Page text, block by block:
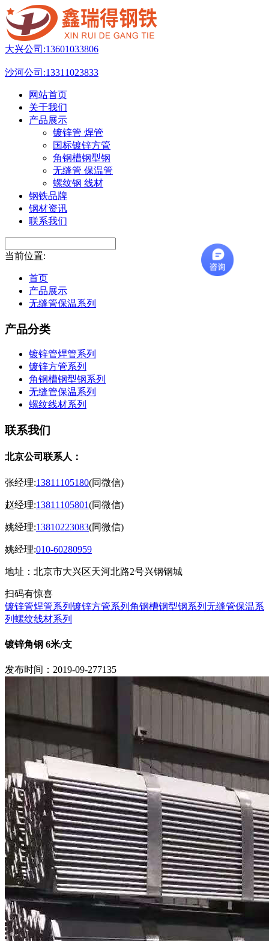
大兴公司:13601033806
沙河公司:13311023833
网站首页
关于我们
产品展示
镀锌管 焊管
国标镀锌方管
角钢槽钢型钢
无缝管 保温管
螺纹钢 线材
钢铁品牌
钢材资讯
联系我们
当前位置:
首页
产品展示
无缝管保温系列
产品分类
镀锌管焊管系列
镀锌方管系列
角钢槽钢型钢系列
无缝管保温系列
螺纹线材系列
联系我们
北京公司联系人：
张经理:13811105180(同微信)
赵经理:13811105801(同微信)
姚经理:13810223083(同微信)
姚经理:010-60280959
地址：北京市大兴区天河北路2号兴钢钢城
扫码有惊喜
镀锌管焊管系列 镀锌方管系列 角钢槽钢型钢系列 无缝管保温系
列 螺纹线材系列
镀锌角钢 6米/支
发布时间：2019-09-277135